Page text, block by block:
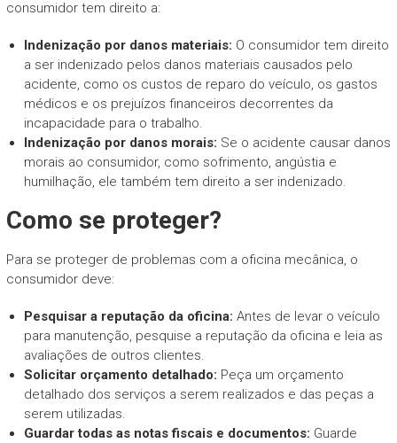
consumidor tem direito a:
Indenização por danos materiais: O consumidor tem direito
a ser indenizado pelos danos materiais causados pelo
acidente, como os custos de reparo do veículo, os gastos
médicos e os prejuízos financeiros decorrentes da
incapacidade para o trabalho.
Indenização por danos morais: Se o acidente causar danos
morais ao consumidor, como sofrimento, angústia e
humilhação, ele também tem direito a ser indenizado.
Como se proteger?
Para se proteger de problemas com a oficina mecânica, o
consumidor deve:
Pesquisar a reputação da oficina: Antes de levar o veículo
para manutenção, pesquise a reputação da oficina e leia as
avaliações de outros clientes.
Solicitar orçamento detalhado: Peça um orçamento
detalhado dos serviços a serem realizados e das peças a
serem utilizadas.
Guardar todas as notas fiscais e documentos: Guarde